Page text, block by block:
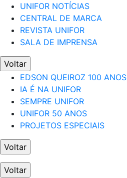
UNIFOR NOTÍCIAS
CENTRAL DE MARCA
REVISTA UNIFOR
SALA DE IMPRENSA
Voltar
EDSON QUEIROZ 100 ANOS
IA É NA UNIFOR
SEMPRE UNIFOR
UNIFOR 50 ANOS
PROJETOS ESPECIAIS
Voltar
Voltar